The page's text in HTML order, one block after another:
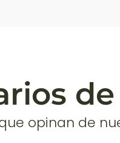
opinan de